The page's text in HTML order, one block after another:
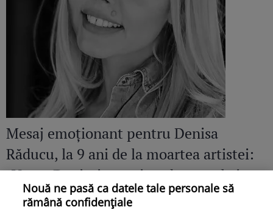
Mesaj emoționant pentru Denisa
Răducu, la 9 ani de la moartea artistei:
„Vocea Denisei s-a stins, dar ecoul ei
continuă să răsune”
Nouă ne pasă ca datele tale personale să
rămână confidențiale